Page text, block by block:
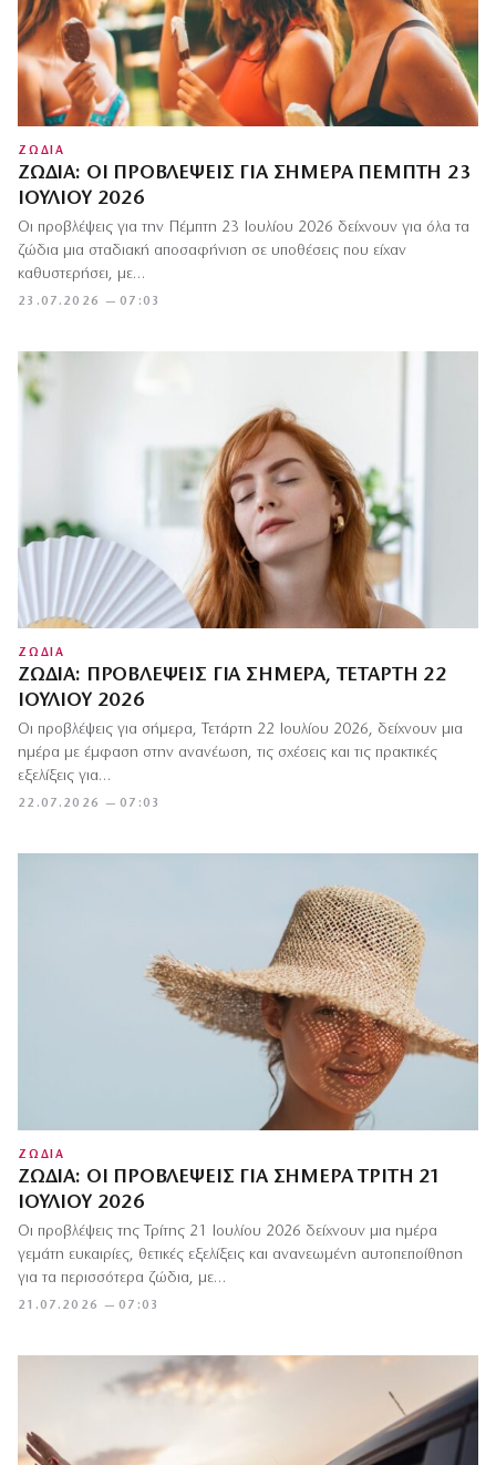
ΖΩΔΙΑ
ΖΏΔΙΑ: ΟΙ ΠΡΟΒΛΈΨΕΙΣ ΓΙΑ ΣΉΜΕΡΑ ΠΈΜΠΤΗ 23
ΙΟΥΛΊΟΥ 2026
23.07.2026 — 07:03
Οι προβλέψεις για την Πέμπτη 23 Ιουλίου 2026 δείχνουν για όλα τα
ζώδια μια σταδιακή αποσαφήνιση σε υποθέσεις που είχαν
καθυστερήσει, με…
ΖΩΔΙΑ
ΖΏΔΙΑ: ΠΡΟΒΛΈΨΕΙΣ ΓΙΑ ΣΉΜΕΡΑ, ΤΕΤΆΡΤΗ 22
ΙΟΥΛΊΟΥ 2026
22.07.2026 — 07:03
Οι προβλέψεις για σήμερα, Τετάρτη 22 Ιουλίου 2026, δείχνουν μια
ημέρα με έμφαση στην ανανέωση, τις σχέσεις και τις πρακτικές
εξελίξεις για…
ΖΩΔΙΑ
ΖΏΔΙΑ: ΟΙ ΠΡΟΒΛΈΨΕΙΣ ΓΙΑ ΣΉΜΕΡΑ ΤΡΊΤΗ 21
ΙΟΥΛΊΟΥ 2026
21.07.2026 — 07:03
Οι προβλέψεις της Τρίτης 21 Ιουλίου 2026 δείχνουν μια ημέρα
γεμάτη ευκαιρίες, θετικές εξελίξεις και ανανεωμένη αυτοπεποίθηση
για τα περισσότερα ζώδια, με…